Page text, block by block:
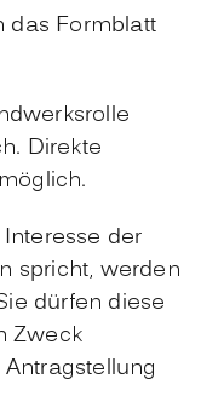
das Formblatt
Direkte
der
spricht, werden
dürfen diese
Zweck